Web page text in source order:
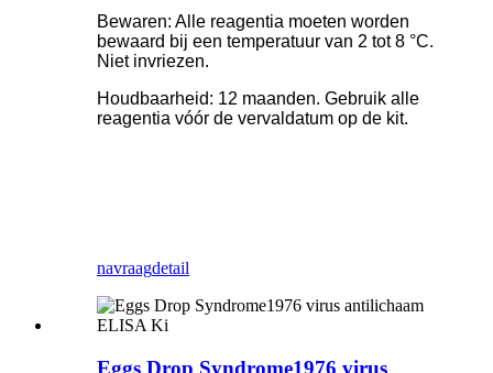
Bewaren: Alle reagentia moeten worden
bewaard bij een temperatuur van 2 tot 8 °C.
Niet invriezen.
Houdbaarheid: 12 maanden. Gebruik alle
reagentia vóór de vervaldatum op de kit.
navraagdetail
Eggs Drop Syndrome1976 virus